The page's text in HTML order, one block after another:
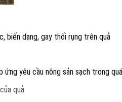
biến dạng, gay thối rụng trên quả
yêu cầu nông sản sạch trong
quả